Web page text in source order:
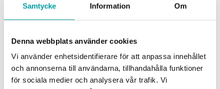
Samtycke Information Om
Denna webbplats använder cookies
Vi använder enhetsidentifierare för att anpassa innehållet
och annonserna till användarna, tillhandahålla funktioner
för sociala medier och analysera vår trafik. Vi